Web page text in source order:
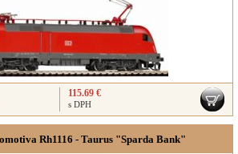
115.69 €
s DPH
Rh1116 - Taurus "Sparda Bank"